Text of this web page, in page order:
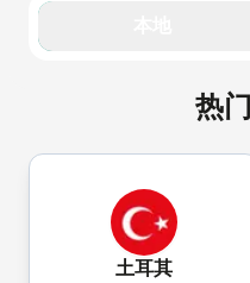
热
土耳其